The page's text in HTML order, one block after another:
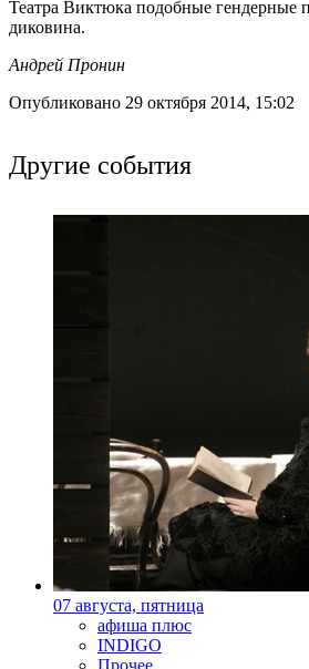
Театра Виктюка подобные гендерные
диковина.
Андрей Пронин
Опубликовано 29 октября 2014, 15:02
Другие события
07 августа, пятница
афиша плюс
INDIGO
Прочее